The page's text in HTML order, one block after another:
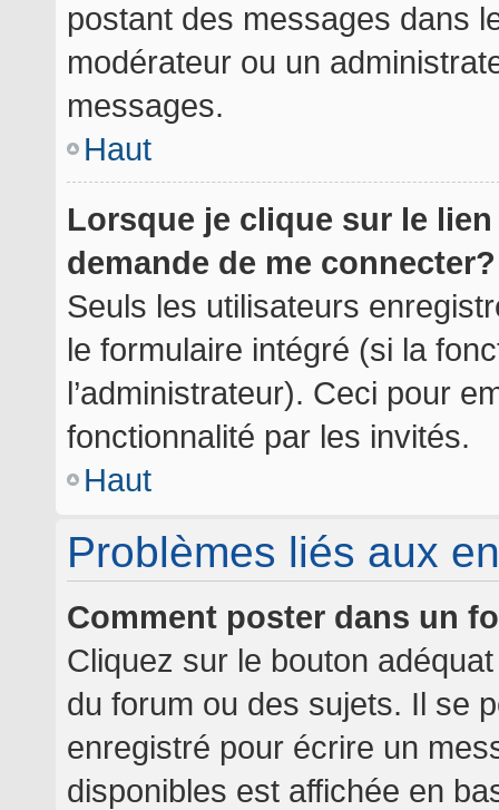
postant des messages dans
modérateur ou un
messages.
Haut
Lorsque je clique sur le
demande de me connecter?
Seuls les utilisateurs
le formulaire intégré (si la
l’administrateur). Ceci pour
fonctionnalité par les invités.
Haut
Problèmes liés aux
Comment poster dans un
Cliquez sur le bouton
du forum ou des sujets. Il se
enregistré pour écrire un
disponibles est affichée en